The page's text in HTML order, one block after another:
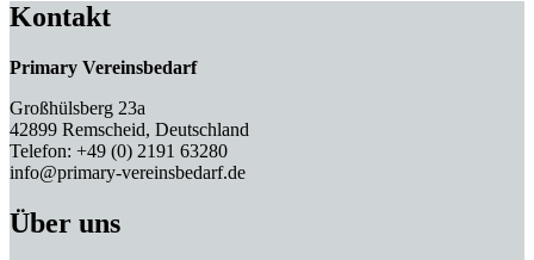
Kontakt
Primary Vereinsbedarf
Großhülsberg 23a
42899 Remscheid, Deutschland
Telefon: +49 (0) 2191 63280
info@primary-vereinsbedarf.de
Über uns